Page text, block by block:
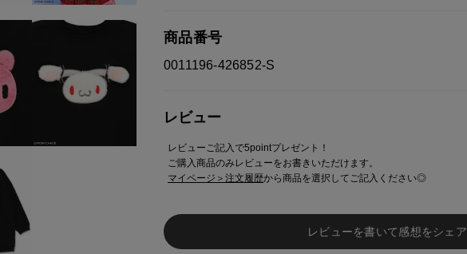
商品番号
0011196-426852-S
レビュー
レビューご記入で5pointプレゼント！
ご購入商品のみレビューをお書きいただけます。
マイページ＞注文履歴から商品を選択してご記入ください◎
レビューを書いて感想をシェア